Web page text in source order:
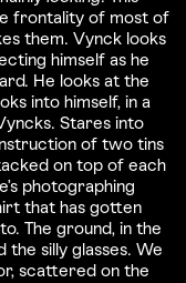
frontality of most of
them. Vynck looks
himself as he
He looks at the
into himself, in a
Stares into
of two tins
on top of each
photographing
that has gotten
The ground, in the
the silly glasses. We
scattered on the